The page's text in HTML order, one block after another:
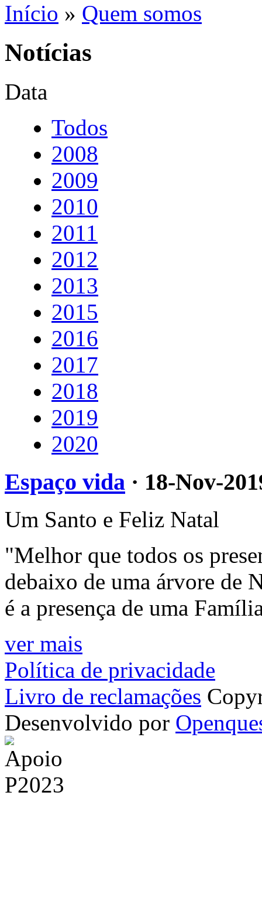
Início » Quem somos
Notícias
Data
Todos
2008
2009
2010
2011
2012
2013
2015
2016
2017
2018
2019
2020
Espaço vida · 18-Nov-
Um Santo e Feliz Natal
"Melhor que todos os
debaixo de uma árvore de
é a presença de uma
ver mais
Política de privacidade
Livro de reclamações
Desenvolvido por